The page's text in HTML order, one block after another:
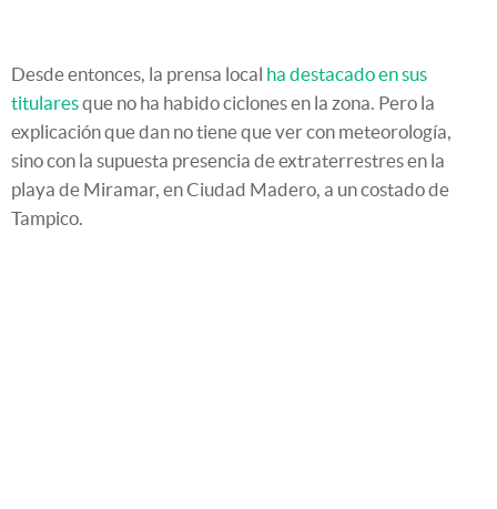
Desde entonces, la prensa local ha destacado en sus
titularesque no ha habido ciclones en la zona. Pero la
explicación que dan no tiene que ver con meteorología,
sino con la supuesta presencia de extraterrestres en la
playa de Miramar, en Ciudad Madero, a un costado de
Tampico.